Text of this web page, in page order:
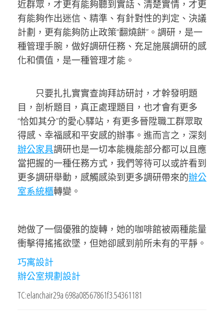
近群眾，才更有能夠聽到實話、清楚實情，才更
有能夠作出迷信、精準、有針對性的判定、決議
計劃，更有能夠防止政策“翻燒餅”。調研，是一
種管理手腕，做好調研任務、充足施展調研的感
化和價值，是一種管理才能。
只要扎扎實實查詢拜訪研討，才幹發明題
目，剖析題目，真正處理題目，也才會有更多
“恰如其分”的愛心驛站，有更多晉陞職工群眾取
得感、幸福感和平安感的辦事。進而言之，深刻
辦公家具調研也是一切本能機能部分都可以且應
當把握的一種任務方式，我們等待可以或許看到
更多調研舉動，感觸感染到更多調研帶來的辦公
室系統櫃轉變。
她做了一個優雅的旋轉，她的咖啡館被兩種能量
衝擊得搖搖欲墜，但她卻感到前所未有的平靜。
巧寓設計
辦公室規劃設計
TC:elanchair29a 698a08567861f3.54361181